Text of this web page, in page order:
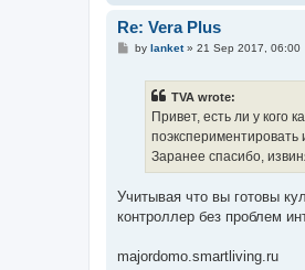
Re: Vera Plus
Pby lanket» 21 Sep 2017, 06:00
TVA wrote:
Привет, есть ли у кого
поэкспериментировать
Заранее спасибо,
Учитывая что вы готовы
контроллер без проблем
majordomo.smartliving.ru